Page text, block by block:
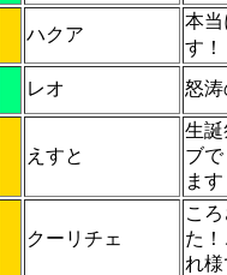
ハクア
本
す
レオ 怒
えすと
生
ブ
ま
クーリチェ
こ
た
れ